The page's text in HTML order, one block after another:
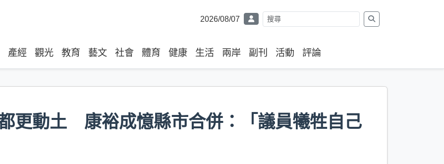
2026/08/07
產經 觀光 教育 藝文 社會 體育 健康 生活 兩岸 副刊 活動 評論
更動土 康裕成憶縣市合併：「議員犧牲自己